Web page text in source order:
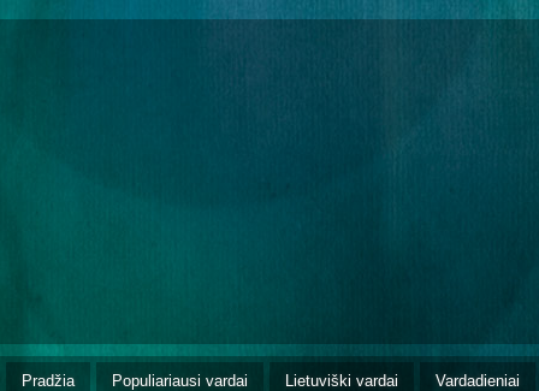
Pradžia Populiariausi vardai Lietuviški vardai Vardadieniai